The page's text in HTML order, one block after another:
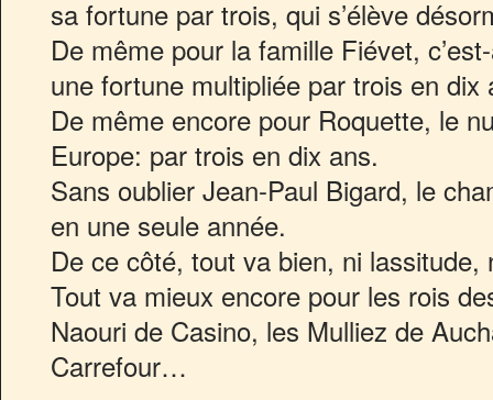
sa fortune par trois, qui s’élève
De même pour la famille Fiévet,
une fortune multipliée par trois en dix
De même encore pour Roquette, le
Europe: par trois en dix ans.
Sans oublier Jean-Paul Bigard, le
en une seule année.
De ce côté, tout va bien, ni lassitude,
Tout va mieux encore pour les rois
Naouri de Casino, les Mulliez de
Carrefour…